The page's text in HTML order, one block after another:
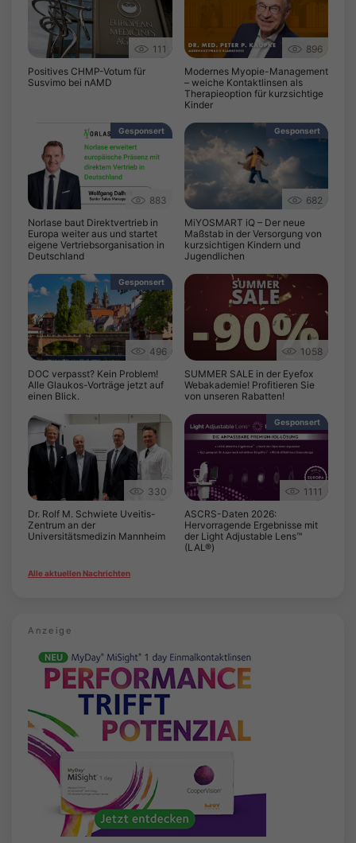
111
Positives CHMP-Votum für
Susvimo bei nAMD
896
Modernes Myopie-Management
– weiche Kontaktlinsen als
Therapieoption für kurzsichtige
Kinder
Gesponsert
883
Norlase baut Direktvertrieb in
Europa weiter aus und startet
eigene Vertriebsorganisation in
Deutschland
Gesponsert
682
MiYOSMART iQ – Der neue
Maßstab in der Versorgung von
kurzsichtigen Kindern und
Jugendlichen
Gesponsert
496
DOC verpasst? Kein Problem!
Alle Glaukos-Vorträge jetzt auf
einen Blick.
1058
SUMMER SALE in der Eyefox
Webakademie! Profitieren Sie
von unseren Rabatten!
330
Dr. Rolf M. Schwiete Uveitis-
Zentrum an der
Universitätsmedizin Mannheim
Gesponsert
1111
ASCRS-Daten 2026:
Hervorragende Ergebnisse mit
der Light Adjustable Lens™
(LAL®)
Alle aktuellen Nachrichten